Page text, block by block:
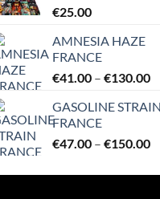
€25.00
AMNESIA HAZE
FRANCE
€41.00 – €130.00
GASOLINE STRAIN
FRANCE
€47.00 – €150.00